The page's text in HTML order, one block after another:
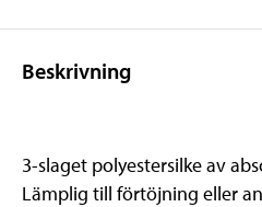
Beskrivning
3-slaget polyestersilke av
Lämplig till förtöjning eller